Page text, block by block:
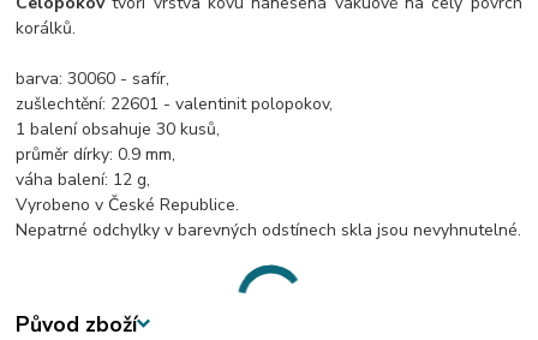
korálků.
barva: 30060 - safír,
zušlechtění: 22601 - valentinit polopokov,
1 balení obsahuje 30 kusů,
průměr dírky: 0.9 mm,
váha balení: 12 g,
Vyrobeno v České Republice.
Nepatrné odchylky v barevných odstínech skla jsou nevyhnutelné.
Původ zboží